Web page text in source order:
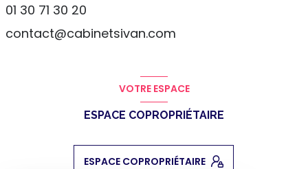
01 30 71 30 20
contact@cabinetsivan.com
VOTRE ESPACE
ESPACE COPROPRIÉTAIRE
ESPACE COPROPRIÉTAIRE